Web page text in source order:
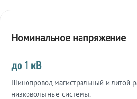
Номинальное напряжение
до 1 кВ
Шинопровод магистральный и литой
низковольтные системы.